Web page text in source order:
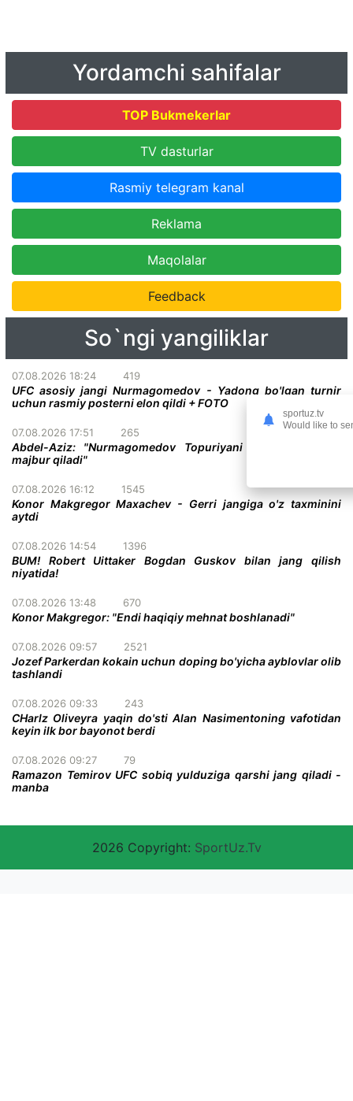
Yordamchi sahifalar
TOP Bukmekerlar
TV dasturlar
Rasmiy telegram kanal
Reklama
Maqolalar
Feedback
So`ngi yangiliklar
07.08.2026 18:24 419
UFC asosiy jangi Nurmagomedov - Yadong bo'lgan turnir
uchun rasmiy posterni elon qildi + FOTO
07.08.2026 17:51 265
Abdel-Aziz: "Nurmagomedov Topuriyani taslim bo'lishga
majbur qiladi"
07.08.2026 16:12 1545
Konor Makgregor Maxachev - Gerri jangiga o'z taxminini
aytdi
07.08.2026 14:54 1396
BUM! Robert Uittaker Bogdan Guskov bilan jang qilish
niyatida!
07.08.2026 13:48 670
Konor Makgregor: "Endi haqiqiy mehnat boshlanadi"
07.08.2026 09:57 2521
Jozef Parkerdan kokain uchun doping bo'yicha ayblovlar olib
tashlandi
07.08.2026 09:33 243
CHarlz Oliveyra yaqin do'sti Alan Nasimentoning vafotidan
keyin ilk bor bayonot berdi
07.08.2026 09:27 79
Ramazon Temirov UFC sobiq yulduziga qarshi jang qiladi -
manba
2026 Copyright: SportUz.Tv
sportuz.tv
Would like to